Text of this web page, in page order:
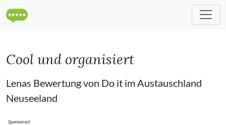
Cool und organisiert
Lenas Bewertung von Do it im Austauschland
Neuseeland
Sponsored